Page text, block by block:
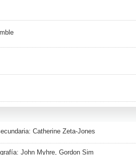
Catherine Zeta-Jones
John Myhre, Gordon Sim